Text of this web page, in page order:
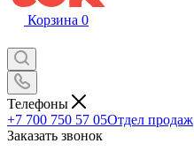
Корзина 0
Телефоны
+7 700 750 57 05Отдел продаж
Заказать звонок